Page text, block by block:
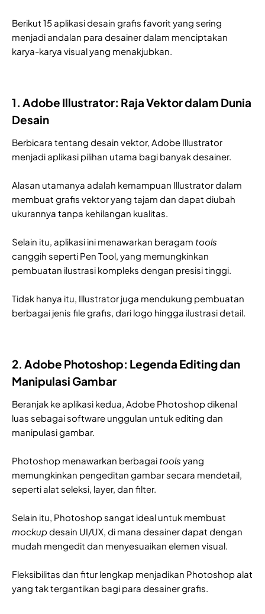
Berikut 15 aplikasi desain grafis favorit yang sering
menjadi andalan para desainer dalam menciptakan
karya-karya visual yang menakjubkan.
1. Adobe Illustrator: Raja Vektor dalam Dunia
Desain
Berbicara tentang desain vektor, Adobe Illustrator
menjadi aplikasi pilihan utama bagi banyak desainer.
Alasan utamanya adalah kemampuan Illustrator dalam
membuat grafis vektor yang tajam dan dapat diubah
ukurannya tanpa kehilangan kualitas.
Selain itu, aplikasi ini menawarkan beragam tools
canggih seperti Pen Tool, yang memungkinkan
pembuatan ilustrasi kompleks dengan presisi tinggi.
Tidak hanya itu, Illustrator juga mendukung pembuatan
berbagai jenis file grafis, dari logo hingga ilustrasi detail.
2. Adobe Photoshop: Legenda Editing dan
Manipulasi Gambar
Beranjak ke aplikasi kedua, Adobe Photoshop dikenal
luas sebagai software unggulan untuk editing dan
manipulasi gambar.
Photoshop menawarkan berbagai tools yang
memungkinkan pengeditan gambar secara mendetail,
seperti alat seleksi, layer, dan filter.
Selain itu, Photoshop sangat ideal untuk membuat
mockupdesain UI/UX, di mana desainer dapat dengan
mudah mengedit dan menyesuaikan elemen visual.
Fleksibilitas dan fitur lengkap menjadikan Photoshop alat
yang tak tergantikan bagi para desainer grafis.